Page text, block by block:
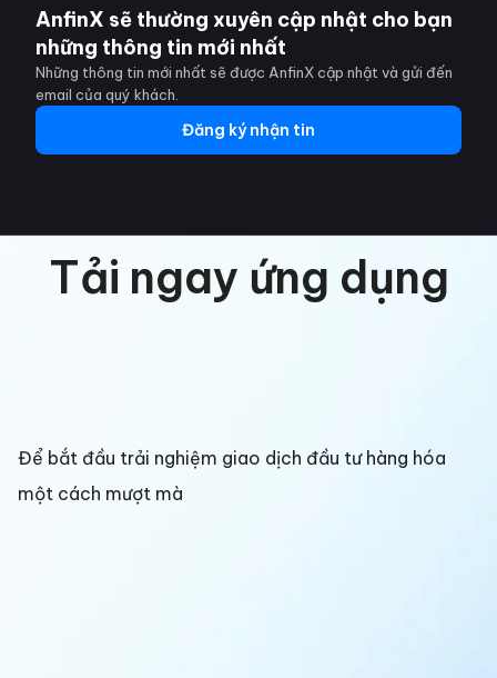
AnfinX sẽ thường xuyên cập nhật cho bạn
những thông tin mới nhất
Những thông tin mới nhất sẽ được AnfinX cập nhật và gửi đến
email của quý khách.
Đăng ký nhận tin
Tải ngay ứng dụng
Để bắt đầu trải nghiệm giao dịch đầu tư hàng hóa
một cách mượt mà